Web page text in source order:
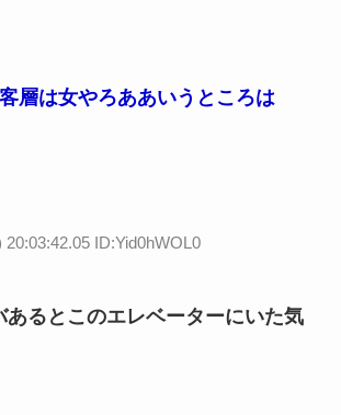
層は女やろああいうところは
20:03:42.05 ID:Yid0hWOL0
あるとこのエレベーターにいた気